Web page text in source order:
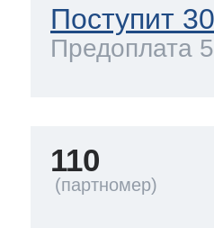
Поступит
Предоплата
110